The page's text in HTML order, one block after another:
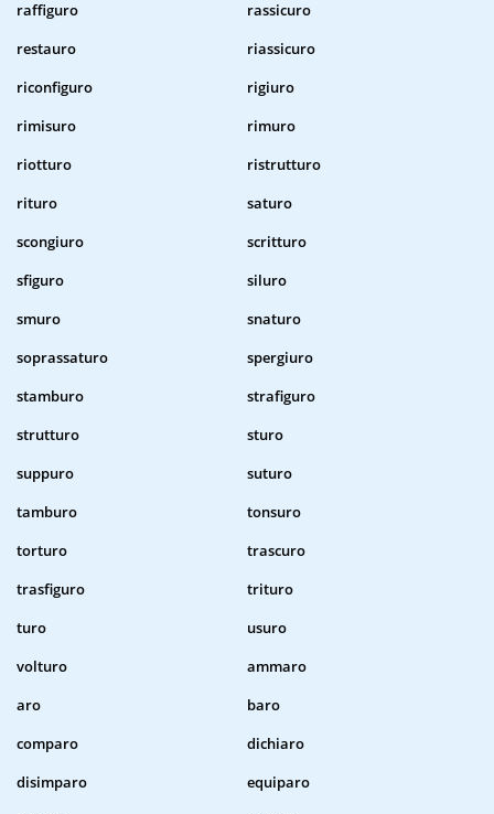
raffiguro
rassicuro
restauro
riassicuro
riconfiguro
rigiuro
rimisuro
rimuro
riotturo
ristrutturo
rituro
saturo
scongiuro
scritturo
sfiguro
siluro
smuro
snaturo
soprassaturo
spergiuro
stamburo
strafiguro
strutturo
sturo
suppuro
suturo
tamburo
tonsuro
torturo
trascuro
trasfiguro
trituro
turo
usuro
volturo
ammaro
aro
baro
comparo
dichiaro
disimparo
equiparo